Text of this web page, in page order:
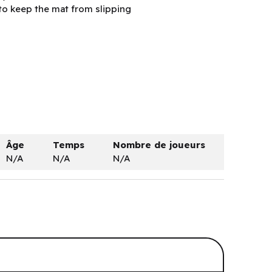
keep the mat from slipping
Âge
N/A
Temps
N/A
Nombre de joueurs
N/A